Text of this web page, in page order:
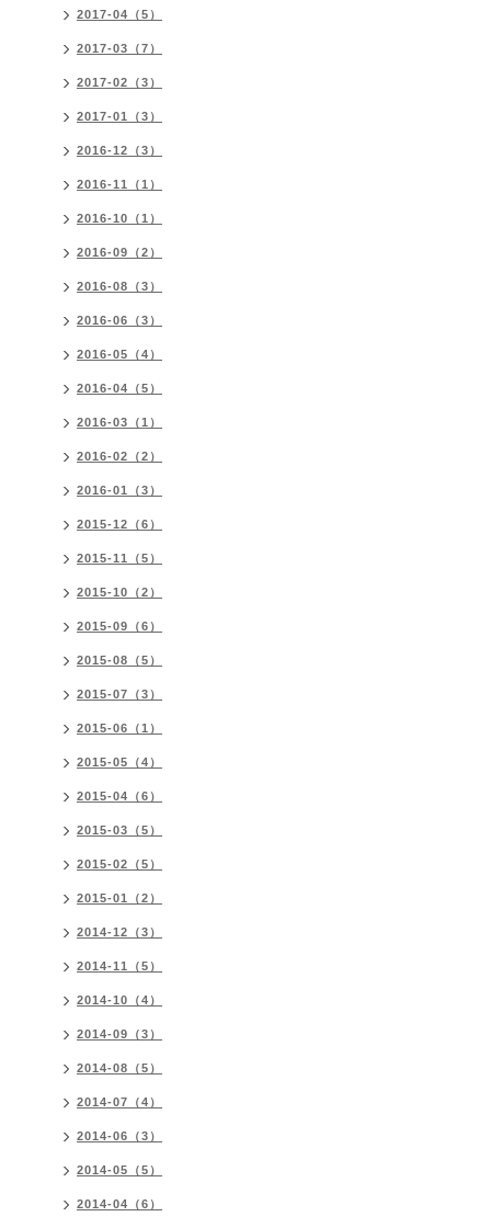
2017-04（5）
2017-03（7）
2017-02（3）
2017-01（3）
2016-12（3）
2016-11（1）
2016-10（1）
2016-09（2）
2016-08（3）
2016-06（3）
2016-05（4）
2016-04（5）
2016-03（1）
2016-02（2）
2016-01（3）
2015-12（6）
2015-11（5）
2015-10（2）
2015-09（6）
2015-08（5）
2015-07（3）
2015-06（1）
2015-05（4）
2015-04（6）
2015-03（5）
2015-02（5）
2015-01（2）
2014-12（3）
2014-11（5）
2014-10（4）
2014-09（3）
2014-08（5）
2014-07（4）
2014-06（3）
2014-05（5）
2014-04（6）